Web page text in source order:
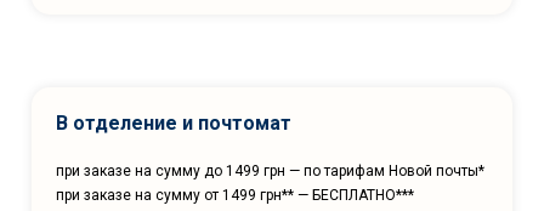
В отделение и почтомат
при заказе на сумму до 1499 грн — по тарифам Новой почты*
при заказе на сумму от 1499 грн** — БЕСПЛАТНО***